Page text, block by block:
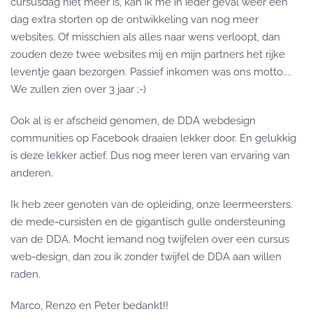
dag extra storten op de ontwikkeling van nog meer
websites. Of misschien als alles naar wens verloopt, dan
zouden deze twee websites mij en mijn partners het rijke
leventje gaan bezorgen. Passief inkomen was ons motto....
We zullen zien over 3 jaar ;-)
Ook al is er afscheid genomen, de DDA webdesign
communities op Facebook draaien lekker door. En gelukkig
is deze lekker actief. Dus nog meer leren van ervaring van
anderen.
Ik heb zeer genoten van de opleiding, onze leermeersters.
de mede-cursisten en de gigantisch gulle ondersteuning
van de DDA. Mocht iemand nog twijfelen over een cursus
web-design, dan zou ik zonder twijfel de DDA aan willen
raden.
Marco, Renzo en Peter bedankt!!